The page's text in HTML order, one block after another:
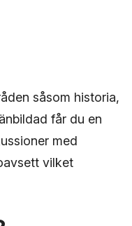
såsom historia,
får du en
med
vilket